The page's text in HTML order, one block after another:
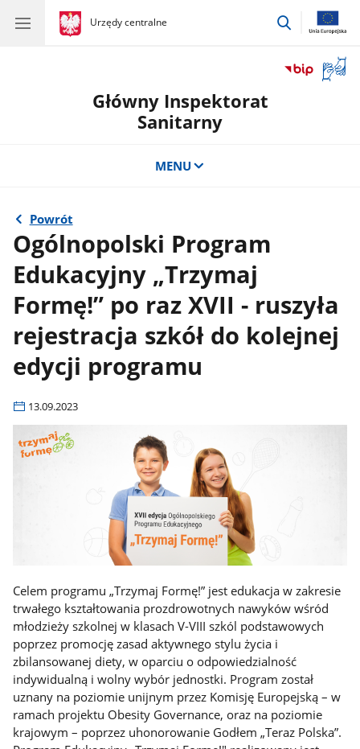
gov.pl
Urzędy centralne
gov.pl
Urzędy
przejdź
okno
Główny Inspektorat
Sanitarny
MENU
Powrót
Ogólnopolski Program
Edukacyjny „Trzymaj
Formę!” po raz XVII - ruszyła
rejestracja szkół do kolejnej
edycji programu
13.09.2023
Celem programu „Trzymaj Formę!” jest edukacja w zakresie
trwałego kształtowania prozdrowotnych nawyków wśród
młodzieży szkolnej w klasach V-VIII szkól podstawowych
poprzez promocję zasad aktywnego stylu życia i
zbilansowanej diety, w oparciu o odpowiedzialność
indywidualną i wolny wybór jednostki. Program został
uznany na poziomie unijnym przez Komisję Europejską – w
ramach projektu Obesity Governance, oraz na poziomie
krajowym – poprzez uhonorowanie Godłem „Teraz Polska”.